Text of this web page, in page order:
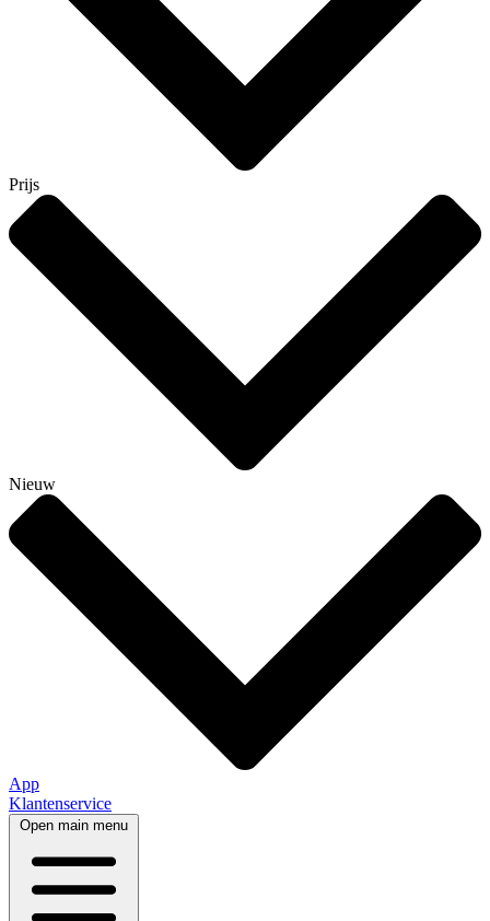
Prijs
Nieuw
App
Klantenservice
Open main menu